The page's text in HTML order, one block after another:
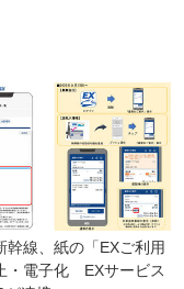
幹線、紙の「EXご利用
・電子化　EXサービス